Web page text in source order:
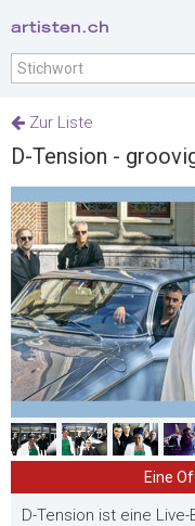
artisten.ch
Zur Liste
D-Tension -
Eine
D-Tension ist eine Live-